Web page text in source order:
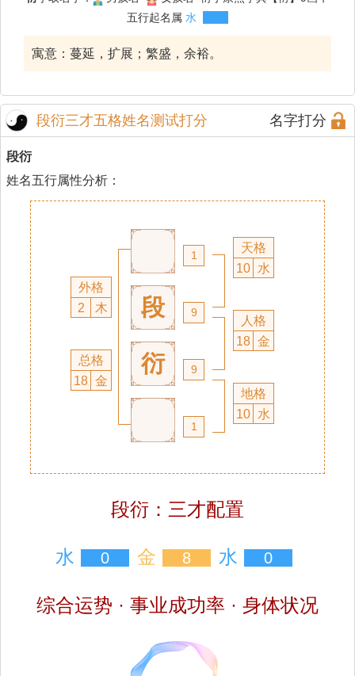
五行起名属 水
寓意：蔓延，扩展；繁盛，余裕。
段衍三才五格姓名测试打分 名字打分
段衍
姓名五行属性分析：
外格
2
木
总格
18 金
段
衍
1
9
9
1
天格
10 水
人格
18 金
地格
10 水
段衍：三才配置
水 0 金 8 水 0
综合运势 · 事业成功率 · 身体状况